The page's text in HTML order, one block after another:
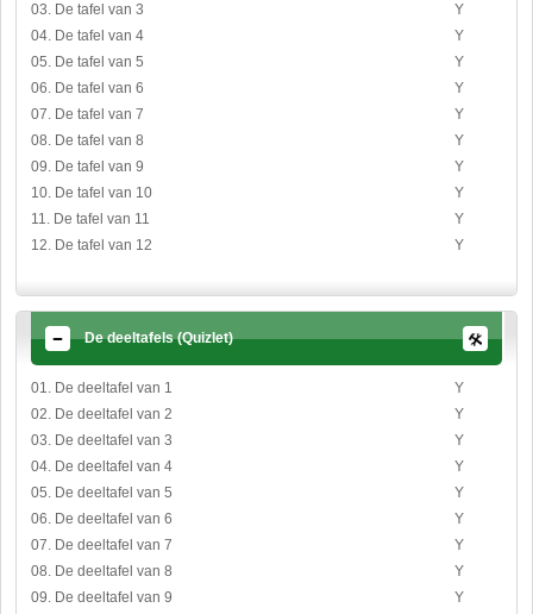
03. De tafel van 3
Y
04. De tafel van 4
Y
05. De tafel van 5
Y
06. De tafel van 6
Y
07. De tafel van 7
Y
08. De tafel van 8
Y
09. De tafel van 9
Y
10. De tafel van 10
Y
11. De tafel van 11
Y
12. De tafel van 12
Y
De deeltafels (Quizlet)
01. De deeltafel van 1
Y
02. De deeltafel van 2
Y
03. De deeltafel van 3
Y
04. De deeltafel van 4
Y
05. De deeltafel van 5
Y
06. De deeltafel van 6
Y
07. De deeltafel van 7
Y
08. De deeltafel van 8
Y
09. De deeltafel van 9
Y